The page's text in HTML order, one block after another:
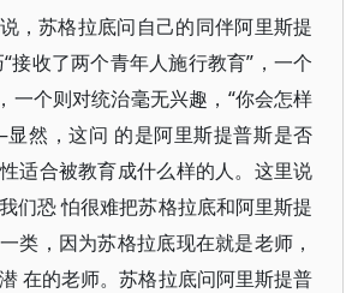
，苏格拉底问自己的同伴阿里斯提
接收了两个青年人施行教育”，一个
一个则对统治毫无兴趣，“你会怎样
然，这问 的是阿里斯提普斯是否
适合被教育成什么样的人。这里说
们恐 怕很难把苏格拉底和阿里斯提
类，因为苏格拉底现在就是老师，
在的老师。苏格拉底问阿里斯提普